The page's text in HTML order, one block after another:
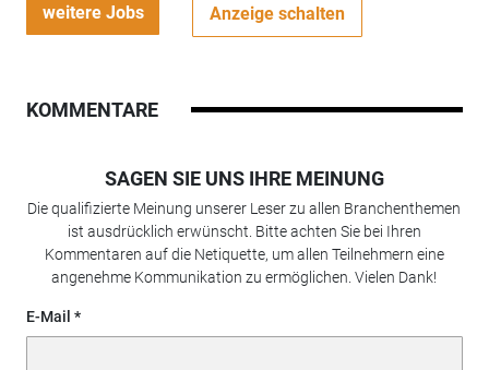
weitere Jobs Anzeige schalten
KOMMENTARE
SAGEN SIE UNS IHRE MEINUNG
Die qualifizierte Meinung unserer Leser zu allen Branchenthemen
ist ausdrücklich erwünscht. Bitte achten Sie bei Ihren
Kommentaren auf die Netiquette, um allen Teilnehmern eine
angenehme Kommunikation zu ermöglichen. Vielen Dank!
E-Mail